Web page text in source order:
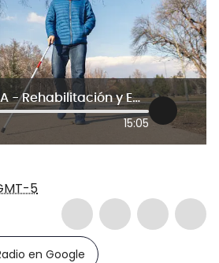
AUDIO NOTA - Rehabilitación y Empleabilidad
15:05
5
en Google